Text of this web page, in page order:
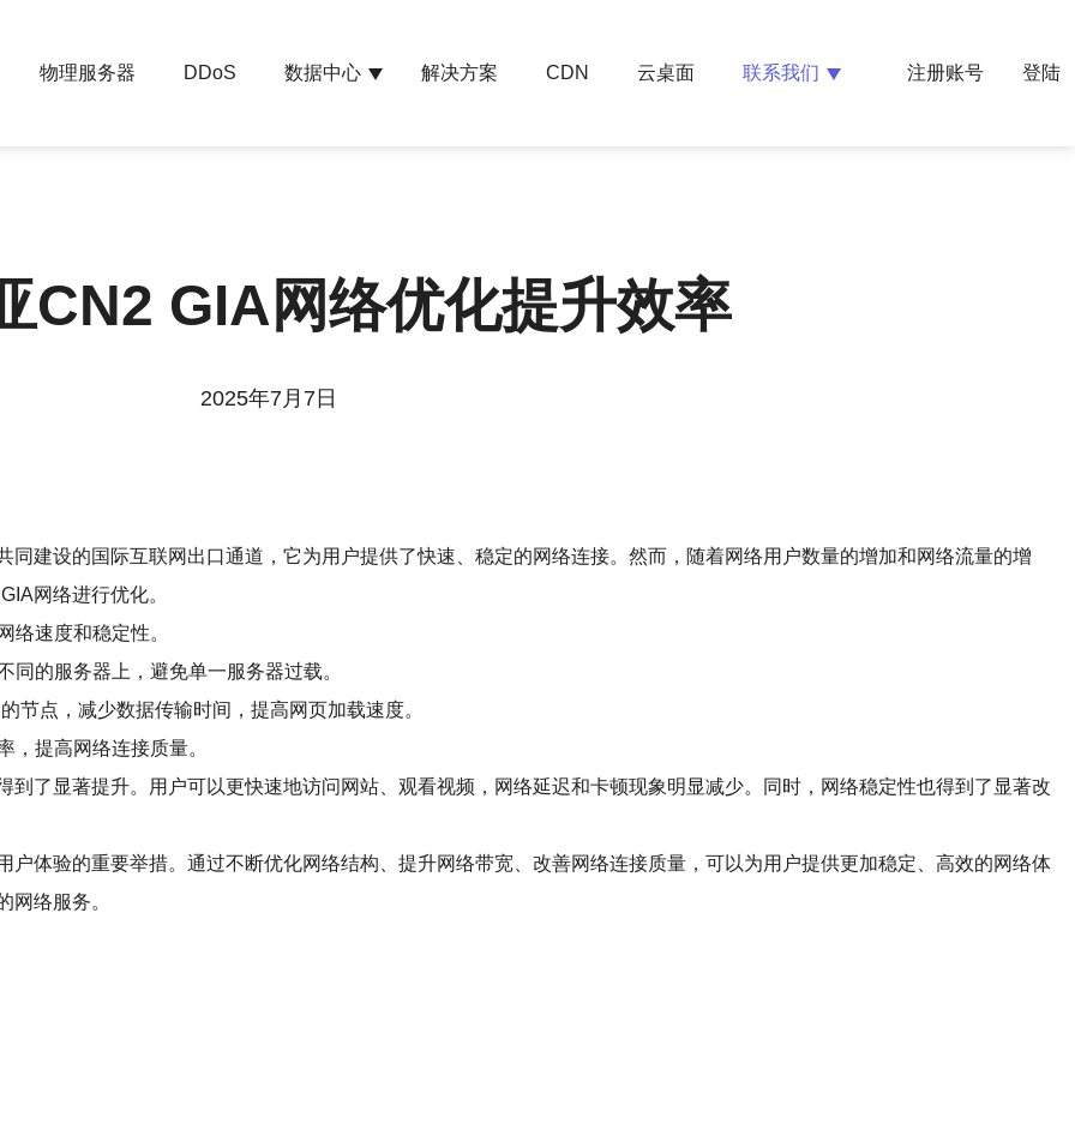
物理服务器 DDoS 数据中心 解决方案 CDN 云桌面 联系我们 注册账号 登陆
CN2 GIA网络优化提升效率
2025年7月7日
建设的国际互联网出口通道，它为用户提供了快速、稳定的网络连接。然而，随着网络用户数量的增加和网络流量的增
网络进行优化。
络速度和稳定性。
的服务器上，避免单一服务器过载。
节点，减少数据传输时间，提高网页加载速度。
，提高网络连接质量。
了显著提升。用户可以更快速地访问网站、观看视频，网络延迟和卡顿现象明显减少。同时，网络稳定性也得到了显著改
体验的重要举措。通过不断优化网络结构、提升网络带宽、改善网络连接质量，可以为用户提供更加稳定、高效的网络体
网络服务。